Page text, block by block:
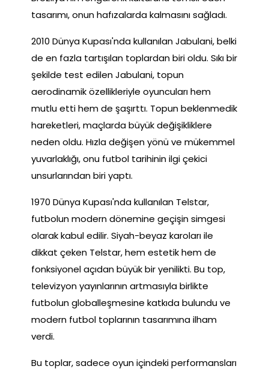
tasarımı, onun hafızalarda kalmasını sağladı.
2010 Dünya Kupası'nda kullanılan Jabulani, belki
de en fazla tartışılan toplardan biri oldu. Sıkı bir
şekilde test edilen Jabulani, topun
aerodinamik özellikleriyle oyuncuları hem
mutlu etti hem de şaşırttı. Topun beklenmedik
hareketleri, maçlarda büyük değişikliklere
neden oldu. Hızla değişen yönü ve mükemmel
yuvarlaklığı, onu futbol tarihinin ilgi çekici
unsurlarından biri yaptı.
1970 Dünya Kupası'nda kullanılan Telstar,
futbolun modern dönemine geçişin simgesi
olarak kabul edilir. Siyah-beyaz karoları ile
dikkat çeken Telstar, hem estetik hem de
fonksiyonel açıdan büyük bir yenilikti. Bu top,
televizyon yayınlarının artmasıyla birlikte
futbolun globalleşmesine katkıda bulundu ve
modern futbol toplarının tasarımına ilham
verdi.
Bu toplar, sadece oyun içindeki performansları